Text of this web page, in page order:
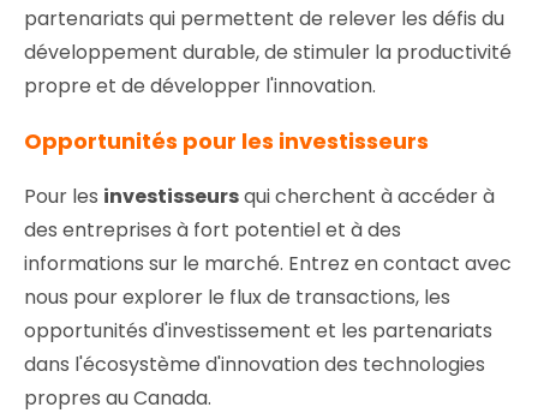
partenariats qui permettent de relever les défis du
développement durable, de stimuler la productivité
propre et de développer l'innovation.
Opportunités pour les investisseurs
Pour les investisseursqui cherchent à accéder à
des entreprises à fort potentiel et à des
informations sur le marché. Entrez en contact avec
nous pour explorer le flux de transactions, les
opportunités d'investissement et les partenariats
dans l'écosystème d'innovation des technologies
propres au Canada.